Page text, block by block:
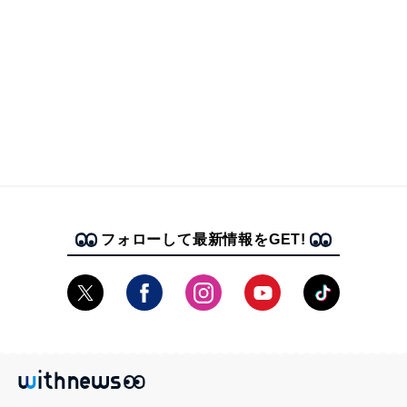
フォローして最新情報をGET!